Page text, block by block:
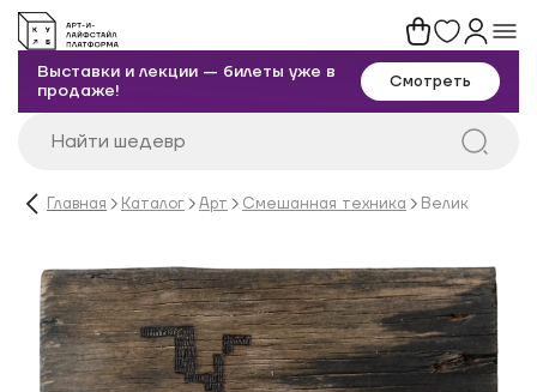
Выставки и лекции — билеты уже в
продаже!
Смотреть
Главная Каталог Арт Смешанная техника Велик